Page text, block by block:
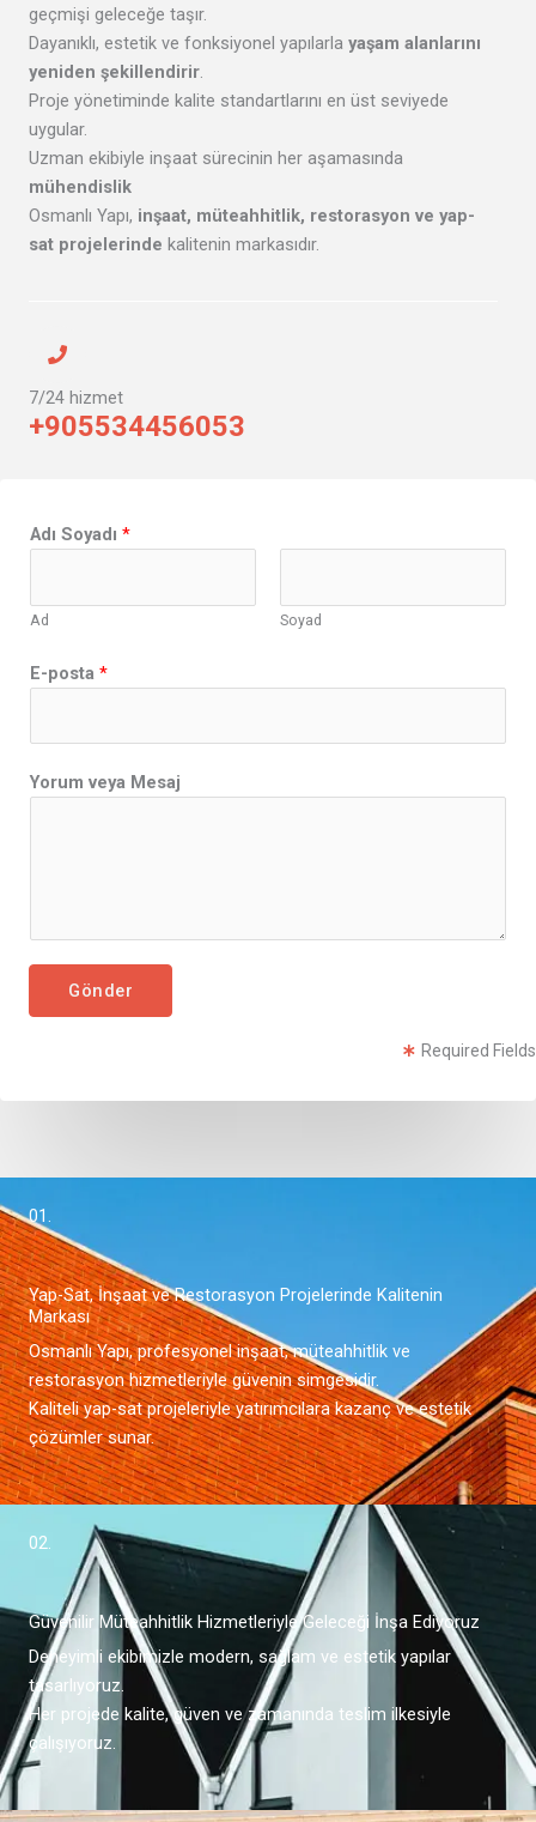
geçmişi geleceğe taşır.
Dayanıklı, estetik ve fonksiyonel yapılarla yaşam alanlarını
yeniden şekillendirir.
Proje yönetiminde kalite standartlarını en üst seviyede
uygular.
Uzman ekibiyle inşaat sürecinin her aşamasında
mühendislik
Osmanlı Yapı, inşaat, müteahhitlik, restorasyon ve yap-
sat projelerinde kalitenin markasıdır.
7/24 hizmet
+905534456053
Adı Soyadı *
Ad Soyad
E-posta *
A
d
Yorum veya Mesaj
Gönder
Required Fields
01.
Yap-Sat, İnşaat ve Restorasyon Projelerinde Kalitenin
Markası
Osmanlı Yapı, profesyonel inşaat, müteahhitlik ve
restorasyon hizmetleriyle güvenin simgesidir.
Kaliteli yap-sat projeleriyle yatırımcılara kazanç ve estetik
çözümler sunar.
02.
Güvenilir Müteahhitlik Hizmetleriyle Geleceği İnşa Ediyoruz
Deneyimli ekibimizle modern, sağlam ve estetik yapılar
tasarlıyoruz.
Her projede kalite, güven ve zamanında teslim ilkesiyle
çalışıyoruz.